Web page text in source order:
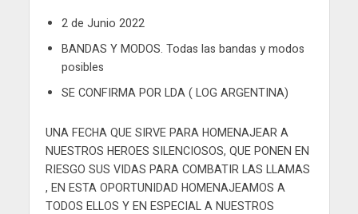
2 de Junio 2022
BANDAS Y MODOS. Todas las bandas y modos
posibles
SE CONFIRMA POR LDA ( LOG ARGENTINA)
UNA FECHA QUE SIRVE PARA HOMENAJEAR A
NUESTROS HEROES SILENCIOSOS, QUE PONEN EN
RIESGO SUS VIDAS PARA COMBATIR LAS LLAMAS
, EN ESTA OPORTUNIDAD HOMENAJEAMOS A
TODOS ELLOS Y EN ESPECIAL A NUESTROS